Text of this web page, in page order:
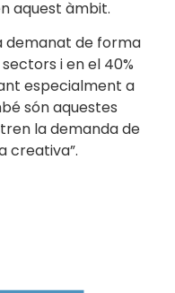
aquest àmbit.
demanat de forma
i en el 40%
especialment a
són aquestes
la demanda de
creativa”.